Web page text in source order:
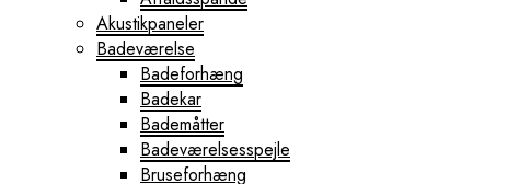
Akustikpaneler
Badeværelse
Badeforhæng
Badekar
Bademåtter
Badeværelsesspejle
Bruseforhæng